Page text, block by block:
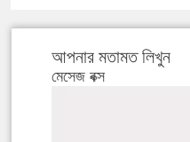
আপনার মতামত লিখুন
মেসেজ বক্স